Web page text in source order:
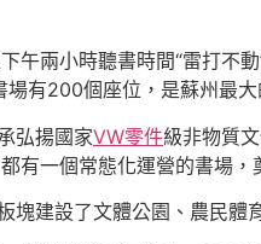
午兩小時聽書時間“雷打不
有200個座位，是蘇州最大
弘揚國家VW零件級非物質
有一個常態化運營的書場，
塊建設了文體公園、農民體